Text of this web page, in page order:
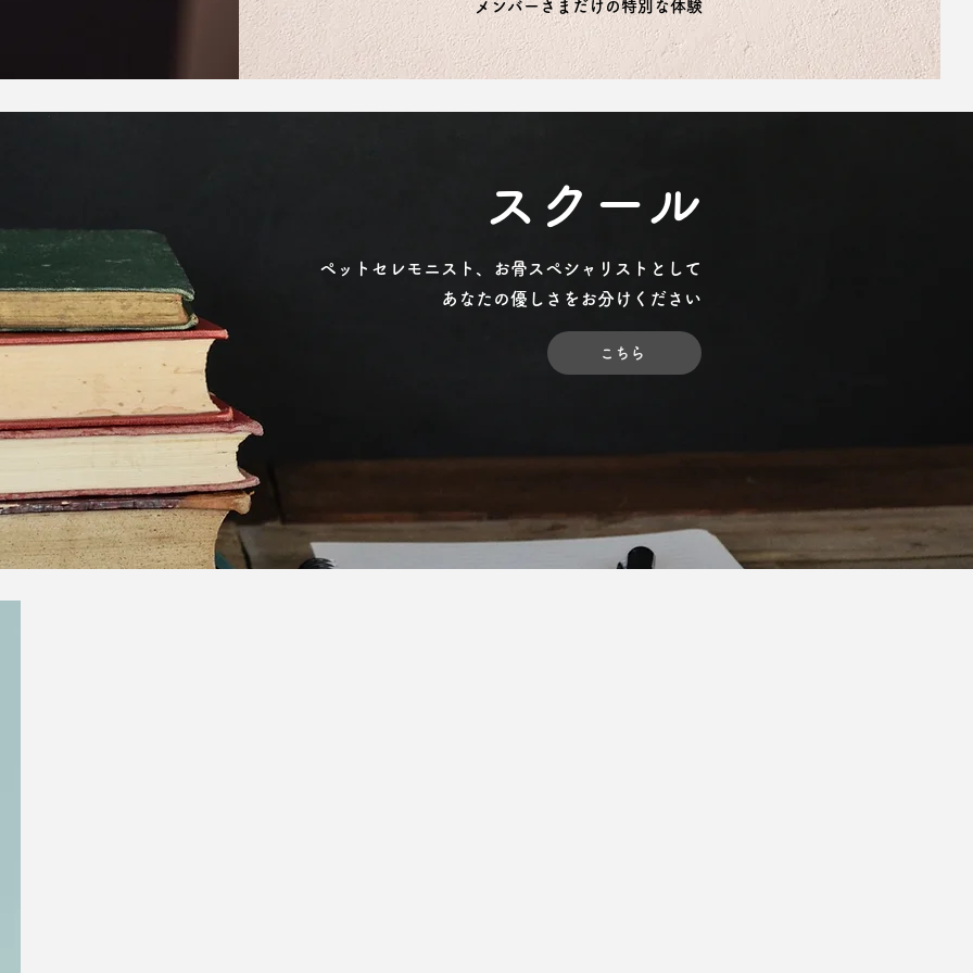
メンバーさまだけの​特別な体験
スクール
こちら
ペットセレモニスト、お骨スペシャリストとして
​あなたの優しさをお分けください